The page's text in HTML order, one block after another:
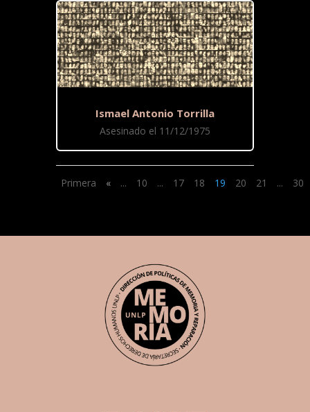
Ismael Antonio Torrilla
Asesinado el 11/12/1975
Primera « ... 10 ... 17 18 19 20 21 ... 30